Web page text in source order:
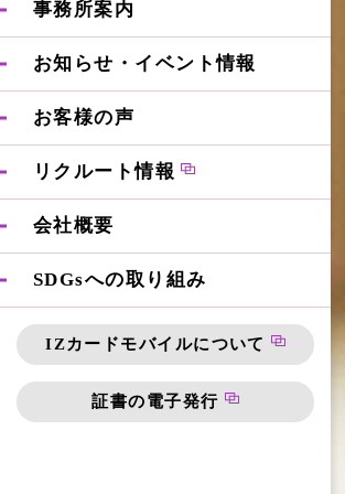
事務所案内
お知らせ・イベント情報
お客様の声
リクルート情報
会社概要
SDGsへの取り組み
IZカードモバイルについて
証書の電子発行